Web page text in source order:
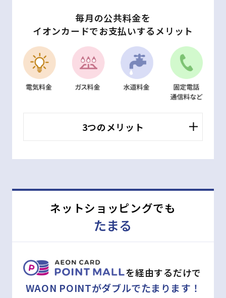
毎月の公共料金を
イオンカードでお支払いするメリット
3つのメリット
ネットショッピングでも
たまる
を経由するだけで
WAON POINTがダブルでたまります！